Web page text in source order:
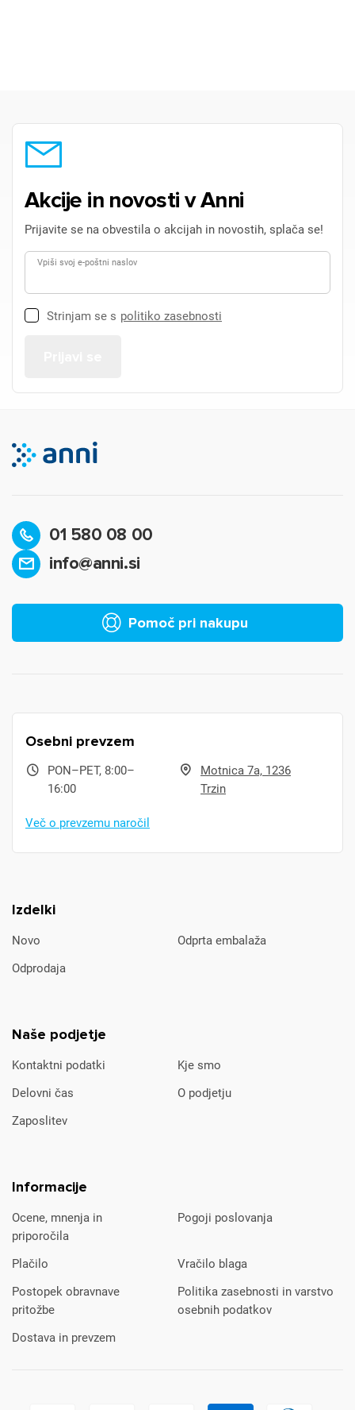
Akcije in novosti v Anni
Prijavite se na obvestila o akcijah in novostih, splača se!
Vpiši svoj e-poštni naslov
Strinjam se s politiko zasebnosti
01 580 08 00
info@anni.si
Pomoč pri nakupu
Izdelki
Novo
Odprta embalaža
Odprodaja
Naše podjetje
Kontaktni podatki
Kje smo
Delovni čas
O podjetju
Zaposlitev
Informacije
Ocene, mnenja in
priporočila
Pogoji poslovanja
Plačilo
Vračilo blaga
Postopek obravnave
pritožbe
Politika zasebnosti in varstvo
osebnih podatkov
Dostava in prevzem
Osebni prevzem
PON–PET, 8:00–
16:00
Motnica 7a, 1236
Trzin
Več o prevzemu naročil